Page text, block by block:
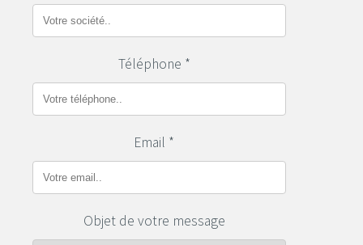
Téléphone *
Email *
Objet de votre message